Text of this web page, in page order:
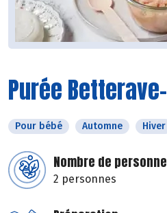
Purée
Pour bébé Automne Hiver
Nombre de
2 personnes